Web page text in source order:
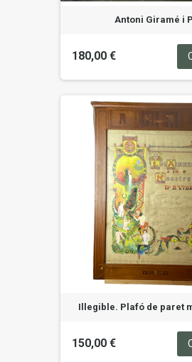
Antoni Giramé i
180,00 €
Illegible. Plafó de paret
150,00 €